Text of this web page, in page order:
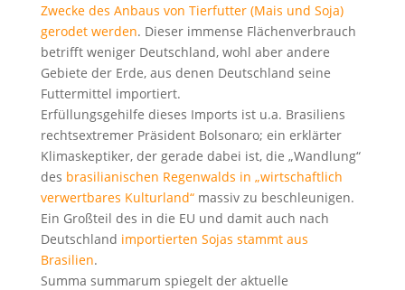
Zwecke des Anbaus von Tierfutter (Mais und Soja)
gerodet werden. Dieser immense Flächenverbrauch
betrifft weniger Deutschland, wohl aber andere
Gebiete der Erde, aus denen Deutschland seine
Futtermittel importiert.
Erfüllungsgehilfe dieses Imports ist u.a. Brasiliens
rechtsextremer Präsident Bolsonaro; ein erklärter
Klimaskeptiker, der gerade dabei ist, die „Wandlung“
des brasilianischen Regenwalds in „wirtschaftlich
verwertbares Kulturland“massiv zu beschleunigen.
Ein Großteil des in die EU und damit auch nach
Deutschland importierten Sojas stammt aus
Brasilien.
Summa summarum spiegelt der aktuelle